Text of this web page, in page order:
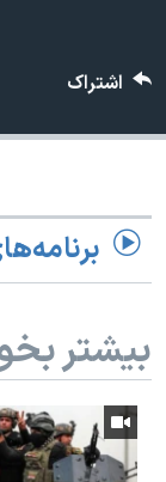
قانون شفافیت
اعتراضات مردمی
نرگس محمدی
همایش
صفحه‌های ویژه
اشتراک
بیشتر